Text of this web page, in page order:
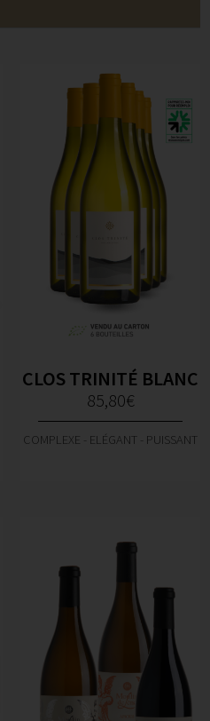
CLOS TRINITÉ BLANC
85,80€
COMPLEXE - ELÉGANT - PUISSANT